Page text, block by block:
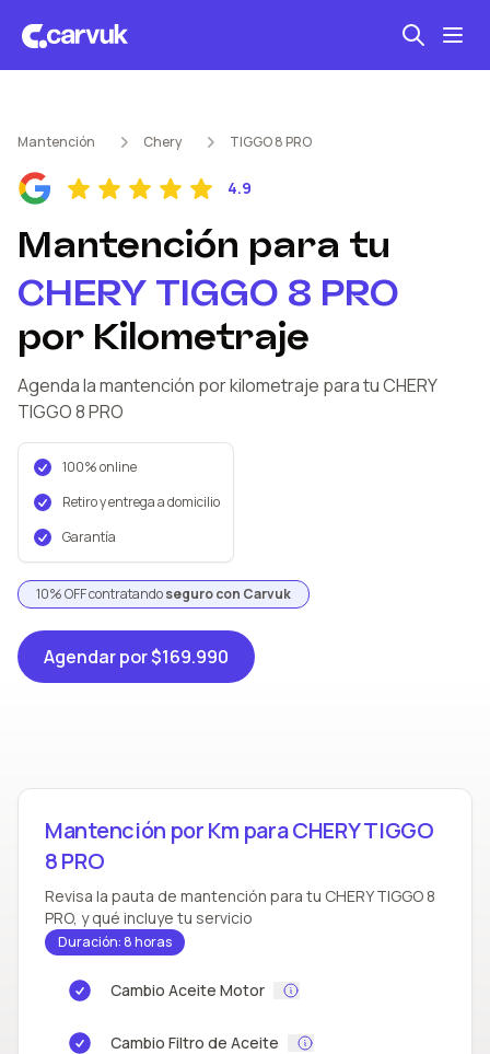
Mantención kilometraje
Revisión técnica
Mantención Chery TIGGO 8 PRO
4.9
Mantención para tu
CHERY TIGGO 8 PRO
por Kilometraje
Agenda la mantención por kilometraje para tu CHERY
TIGGO 8 PRO
100% online
Retiro y entrega a domicilio
Garantía
10% OFF contratandoseguro con Carvuk
Agendarpor $169.990
Mantención por Km para CHERY TIGGO
8 PRO
Revisa la pauta de mantención para tu CHERY TIGGO 8
PRO, y qué incluye tu servicio
Duración: 8 horas
Cambio Aceite Motor
Cambio Filtro de Aceite